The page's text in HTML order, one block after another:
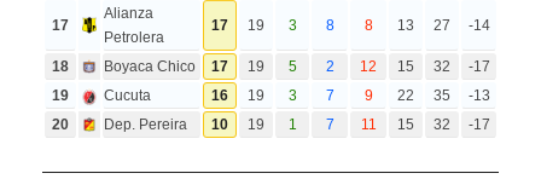
17
Alianza
Petrolera
17 19 3 8 8 13 27 -14
18 Boyaca Chico 17 19 5 2 12 15 32
-17
19
Cucuta 16 19 3 7 9 22 35
-13
20
Dep. Pereira 10 19 1 7 11 15 32 -17